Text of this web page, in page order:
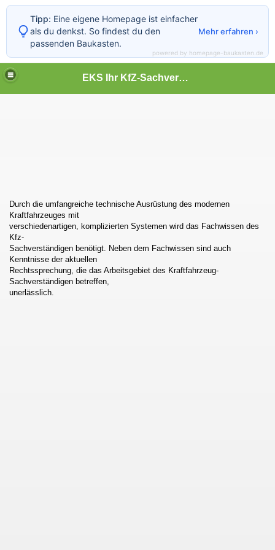
EKS Ihr KfZ-Sachverständiger
Durch die umfangreiche technische Ausrüstung des modernen
Kraftfahrzeuges mit
verschiedenartigen, komplizierten Systemen wird das Fachwissen des
Kfz-
Sachverständigen benötigt. Neben dem Fachwissen sind auch
Kenntnisse der aktuellen
Rechtssprechung, die das Arbeitsgebiet des Kraftfahrzeug-
Sachverständigen betreffen,
unerlässlich.
Tipp: Eine eigene Homepage ist einfacher
als du denkst. So findest du den
passenden Baukasten.
Mehr erfahren ›
powered by homepage-baukasten.de